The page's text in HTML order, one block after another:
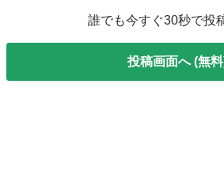
誰でも今すぐ30秒で投
投稿画面へ (無